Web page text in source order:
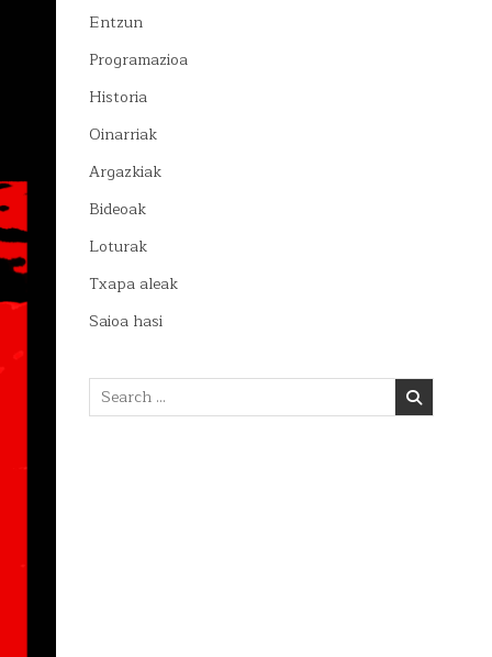
Entzun
Programazioa
Historia
Oinarriak
Argazkiak
Bideoak
Loturak
Txapa aleak
Saioa hasi
Search
for: